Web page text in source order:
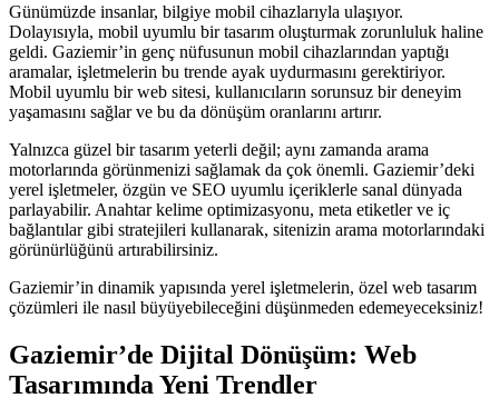
Günümüzde insanlar, bilgiye mobil cihazlarıyla ulaşıyor.
Dolayısıyla, mobil uyumlu bir tasarım oluşturmak zorunluluk haline
geldi. Gaziemir’in genç nüfusunun mobil cihazlarından yaptığı
aramalar, işletmelerin bu trende ayak uydurmasını gerektiriyor.
Mobil uyumlu bir web sitesi, kullanıcıların sorunsuz bir deneyim
yaşamasını sağlar ve bu da dönüşüm oranlarını artırır.
Yalnızca güzel bir tasarım yeterli değil; aynı zamanda arama
motorlarında görünmenizi sağlamak da çok önemli. Gaziemir’deki
yerel işletmeler, özgün ve SEO uyumlu içeriklerle sanal dünyada
parlayabilir. Anahtar kelime optimizasyonu, meta etiketler ve iç
bağlantılar gibi stratejileri kullanarak, sitenizin arama motorlarındaki
görünürlüğünü artırabilirsiniz.
Gaziemir’in dinamik yapısında yerel işletmelerin, özel web tasarım
çözümleri ile nasıl büyüyebileceğini düşünmeden edemeyeceksiniz!
Gaziemir’de Dijital Dönüşüm: Web
Tasarımında Yeni Trendler